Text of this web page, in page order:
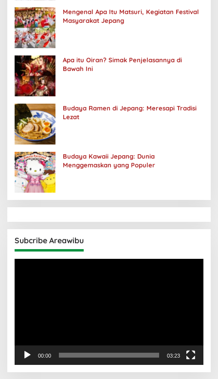
Mengenal Apa Itu Matsuri, Kegiatan Festival
Masyarakat Jepang
Apa itu Oiran? Simak Penjelasannya di
Bawah Ini
Budaya Ramen di Jepang: Meresapi Tradisi
Lezat
Budaya Kawaii Jepang: Dunia
Menggemaskan yang Populer
Subcribe Areawibu
00:00 03:23